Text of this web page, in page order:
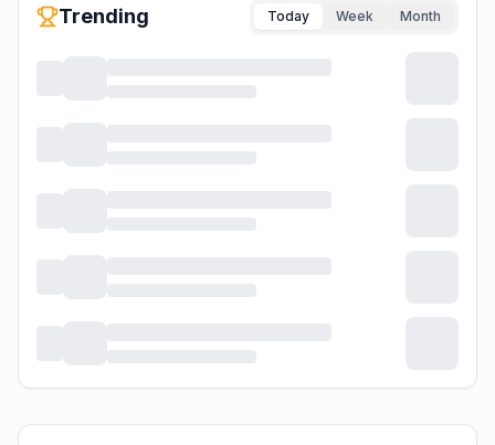
Trending Today Week Month